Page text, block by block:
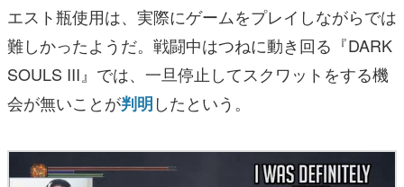
エスト瓶使用は、実際にゲームをプレイしながらでは
難しかったようだ。戦闘中はつねに動き回る『DARK
SOULS III』では、一旦停止してスクワットをする機
会が無いことが判明したという。